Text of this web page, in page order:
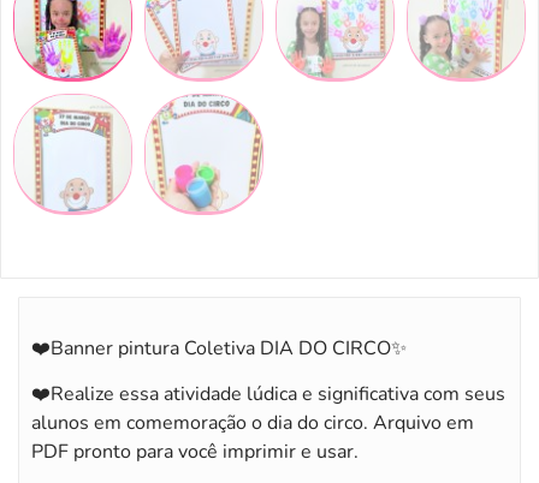
❤️Banner pintura Coletiva DIA DO CIRCO✨
❤️Realize essa atividade lúdica e significativa com seus
alunos em comemoração o dia do circo. Arquivo em
PDF pronto para você imprimir e usar.